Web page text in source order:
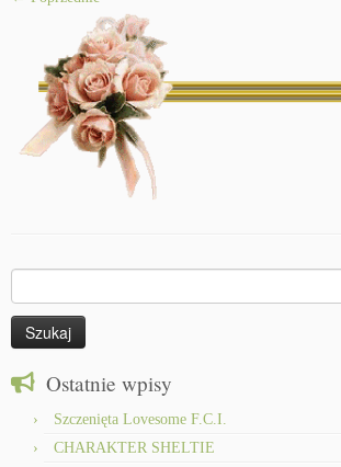
Ostatnie wpisy
Szczenięta Lovesome F.C.I.
CHARAKTER SHELTIE